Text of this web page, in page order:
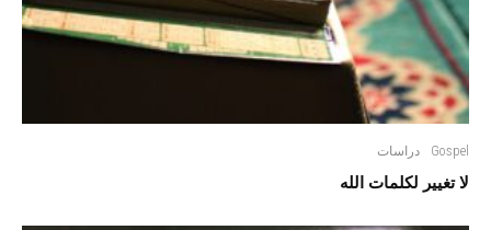
Gospel دراسات
لا تغيير لكلمات الله